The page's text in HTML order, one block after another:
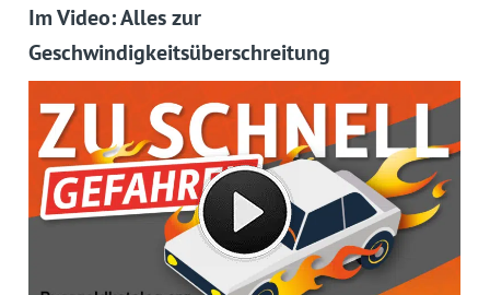
Im Video: Alles zur
Geschwindigkeitsüberschreitung